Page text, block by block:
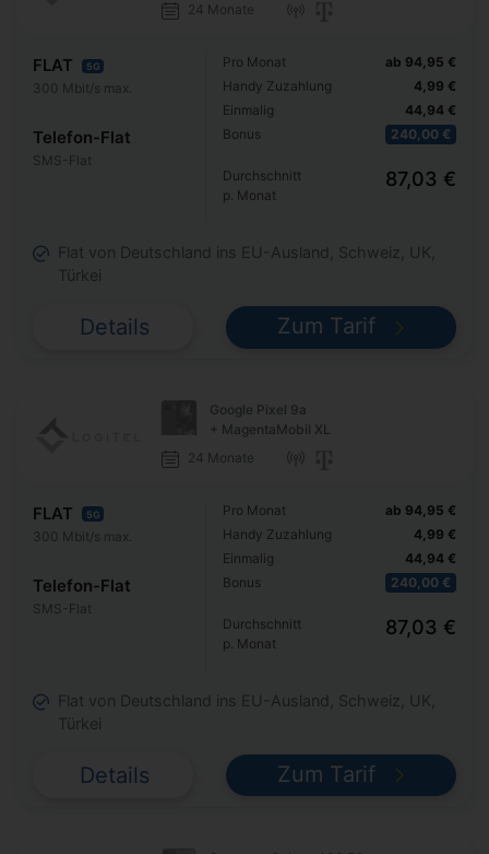
24 Monate
FLAT 5G
300 Mbit/s max.
Telefon-Flat
SMS-Flat
Pro Monat
Handy Zuzahlung
Einmalig
Bonus
ab 94,95 €
4,99 €
44,94 €
240,00 €
Durchschnitt
p. Monat
87,03 €
Flat von Deutschland ins EU-Ausland, Schweiz, UK,
Türkei
Details Zum Tarif
Google Pixel 9a
+ MagentaMobil XL
24 Monate
FLAT 5G
300 Mbit/s max.
Telefon-Flat
SMS-Flat
Pro Monat
Handy Zuzahlung
Einmalig
Bonus
ab 94,95 €
4,99 €
44,94 €
240,00 €
Durchschnitt
p. Monat
87,03 €
Flat von Deutschland ins EU-Ausland, Schweiz, UK,
Türkei
Details Zum Tarif